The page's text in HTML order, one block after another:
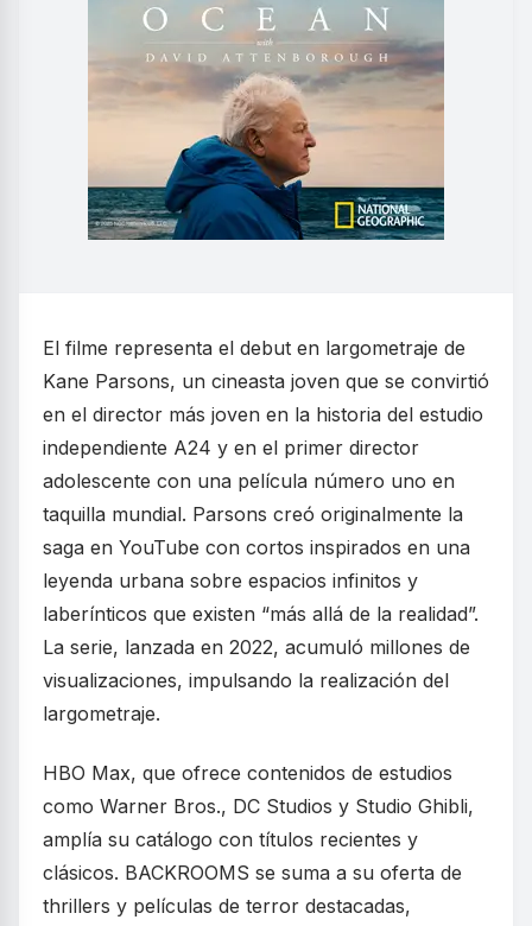
El filme representa el debut en largometraje de
Kane Parsons, un cineasta joven que se convirtió
en el director más joven en la historia del estudio
independiente A24 y en el primer director
adolescente con una película número uno en
taquilla mundial. Parsons creó originalmente la
saga en YouTube con cortos inspirados en una
leyenda urbana sobre espacios infinitos y
laberínticos que existen “más allá de la realidad”.
La serie, lanzada en 2022, acumuló millones de
visualizaciones, impulsando la realización del
largometraje.
HBO Max, que ofrece contenidos de estudios
como Warner Bros., DC Studios y Studio Ghibli,
amplía su catálogo con títulos recientes y
clásicos. BACKROOMS se suma a su oferta de
thrillers y películas de terror destacadas,